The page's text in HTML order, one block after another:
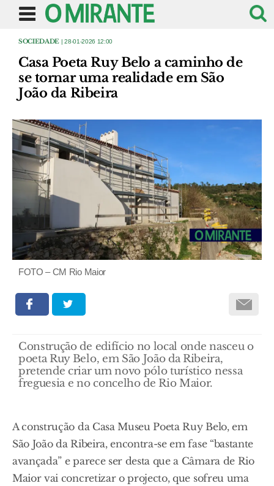
SOCIEDADE | 28-01-2026 12:00
Casa Poeta Ruy Belo a caminho de
se tornar uma realidade em São
João da Ribeira
FOTO – CM Rio Maior
Construção de edifício no local onde nasceu o
poeta Ruy Belo, em São João da Ribeira,
pretende criar um novo pólo turístico nessa
freguesia e no concelho de Rio Maior.
A construção da Casa Museu Poeta Ruy Belo, em
São João da Ribeira, encontra-se em fase “bastante
avançada” e parece ser desta que a Câmara de Rio
Maior vai concretizar o projecto, que sofreu uma